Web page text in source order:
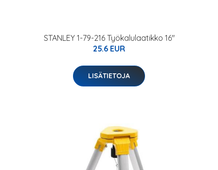
STANLEY 1-79-216 Työkalulaatikko 16"
25.6 EUR
LISÄTIETOJA